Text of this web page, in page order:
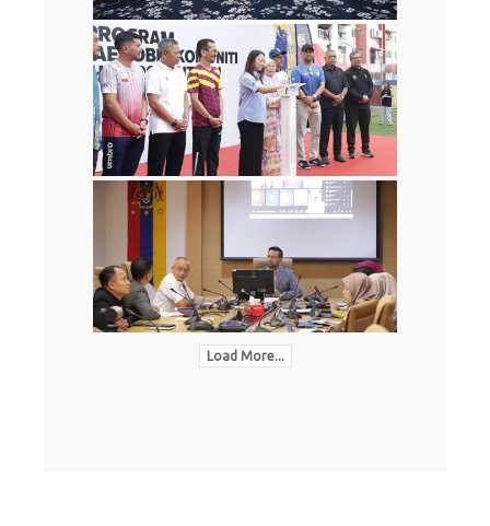
Load More...